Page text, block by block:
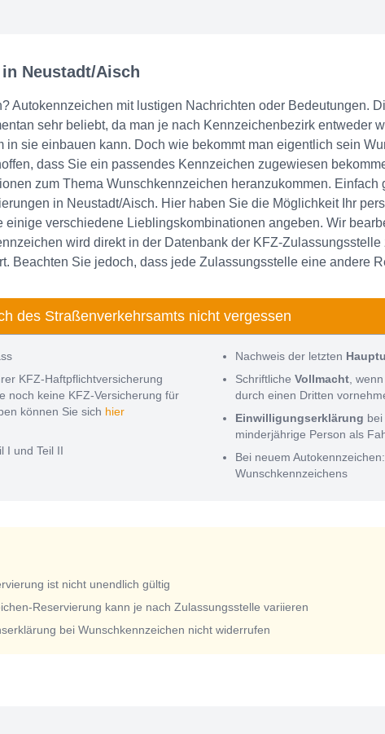
Neustadt/Aisch
Autokennzeichen mit lustigen Nachrichten oder Bedeutungen.
sehr beliebt, da man je nach Kennzeichenbezirk entweder
in sie einbauen kann. Doch wie bekommt man eigentlich sein
dass Sie ein passendes Kennzeichen zugewiesen
zum Thema Wunschkennzeichen heranzukommen. Einfach
in Neustadt/Aisch. Hier haben Sie die Möglichkeit Ihr
einige verschiedene Lieblingskombinationen angeben. Wir
wird direkt in der Datenbank der KFZ-
Beachten Sie jedoch, dass jede Zulassungsstelle eine andere
des Straßenverkehrsamts nicht vergessen
KFZ-Haftpflichtversicherung
noch keine KFZ-Versicherung für
können Sie sich hier
I und Teil II
Nachweis der letzten
Schriftliche Vollmacht ,
durch einen Dritten
Einwilligungserklärung
minderjährige Person als
Bei neuem
Wunschkennzeichens
ist nicht unendlich gültig
Reservierung kann je nach Zulassungsstelle variieren
bei Wunschkennzeichen nicht widerrufen